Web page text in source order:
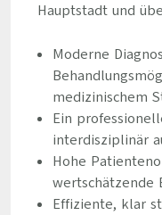
Hauptstadt und
Moderne
medizinischem
Ein
interdisziplinär
Hohe
wertschätzende
Effiziente, klar